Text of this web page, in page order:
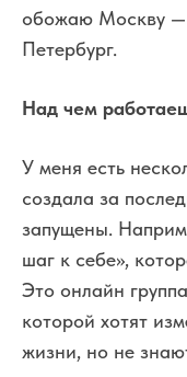
обожаю Москву —
Петербург.
Над чем
У меня есть
создала за
запущены.
шаг к себе»,
Это онлайн
которой хотят
жизни, но не